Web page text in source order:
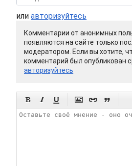
или авторизуйтесь
Комментарии от анонимных
появляются на сайте только
модератором. Если вы хотите,
комментарий был опубликован
авторизуйтесь
     